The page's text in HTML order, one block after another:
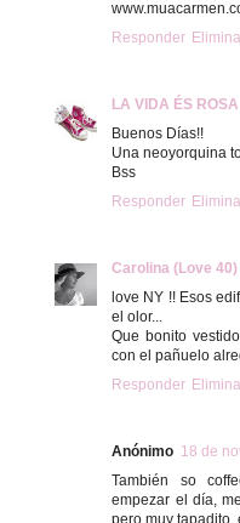
Responder
LA VIDA ÉS ROSA
Buenos Días!!
Una neoyorquina
Bss
Responder
Carolina (Love 40)
love NY !! Esos
el olor...
Que bonito
con el pañuelo
Responder
Anónimo 18 de
También so
empezar el día,